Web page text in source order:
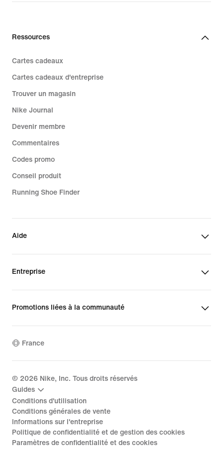
Ressources
Cartes cadeaux
Cartes cadeaux d'entreprise
Trouver un magasin
Nike Journal
Devenir membre
Commentaires
Codes promo
Conseil produit
Running Shoe Finder
Aide
Entreprise
Promotions liées à la communauté
France
© 2026 Nike, Inc. Tous droits réservés
Guides
Conditions d'utilisation
Conditions générales de vente
Informations sur l'entreprise
Politique de confidentialité et de gestion des cookies
Paramètres de confidentialité et des cookies